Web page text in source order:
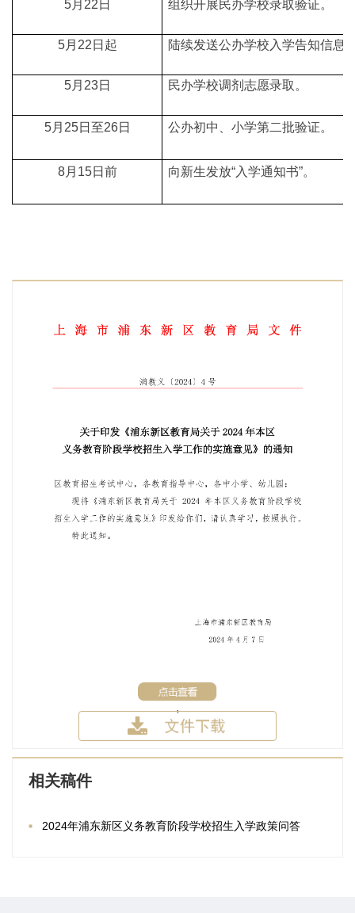
5月22日 组织开展民办学校录取验证。
5月22日起 陆续发送公办学校入学告知信息
5月23日 民办学校调剂志愿录取。
5月25日至26日 公办初中、小学第二批验证。
8月15日前 向新生发放“入学通知书”。
相关稿件
2024年浦东新区义务教育阶段学校招生入学政策问答